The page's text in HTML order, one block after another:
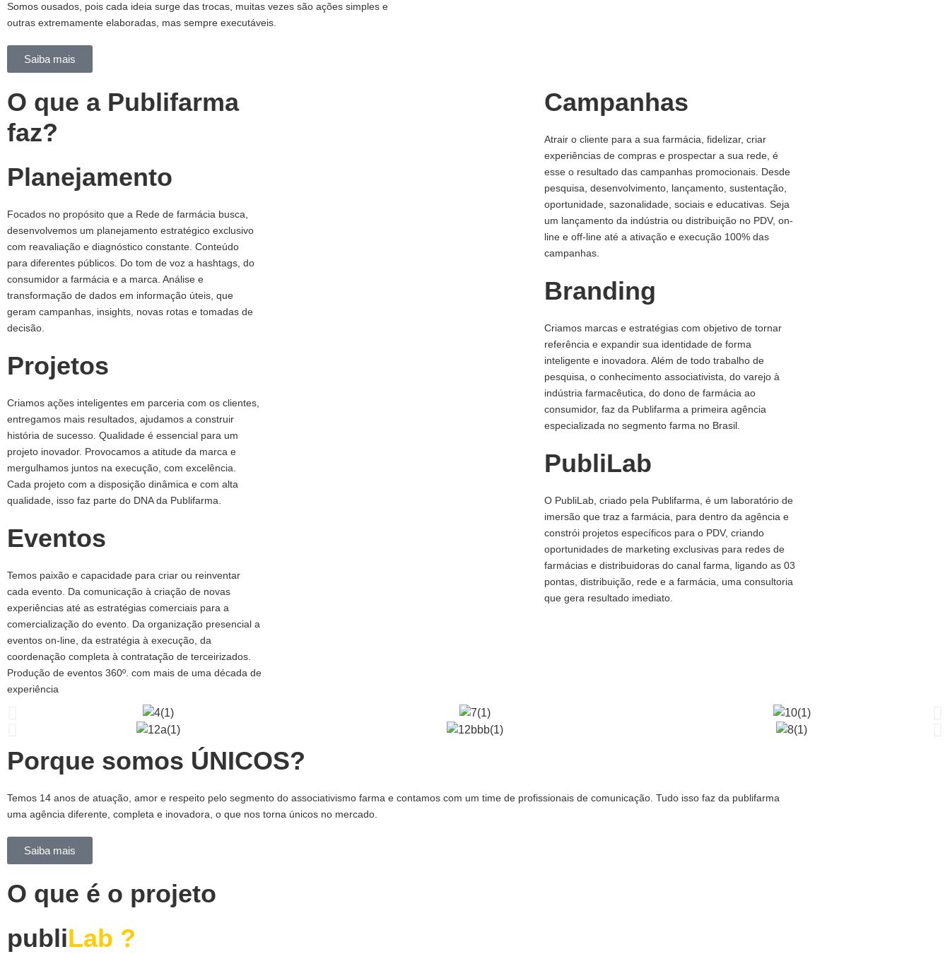
Somos ousados, pois cada ideia surge das trocas, muitas vezes são ações simples e
outras extremamente elaboradas, mas sempre executáveis.
Saiba mais
O que a Publifarma
faz?
Planejamento
Focados no propósito que a Rede de farmácia busca,
desenvolvemos um planejamento estratégico exclusivo
com reavaliação e diagnóstico constante. Conteúdo
para diferentes públicos. Do tom de voz a hashtags, do
consumidor a farmácia e a marca. Análise e
transformação de dados em informação úteis, que
geram campanhas, insights, novas rotas e tomadas de
decisão.
Projetos
Criamos ações inteligentes em parceria com os clientes,
entregamos mais resultados, ajudamos a construir
história de sucesso. Qualidade é essencial para um
projeto inovador. Provocamos a atitude da marca e
mergulhamos juntos na execução, com excelência.
Cada projeto com a disposição dinâmica e com alta
qualidade, isso faz parte do DNA da Publifarma.
Eventos
Temos paixão e capacidade para criar ou reinventar
cada evento. Da comunicação à criação de novas
experiências até as estratégias comerciais para a
comercialização do evento. Da organização presencial a
eventos on-line, da estratégia à execução, da
coordenação completa à contratação de terceirizados.
Produção de eventos 360º. com mais de uma década de
experiência
Campanhas
Atrair o cliente para a sua farmácia, fidelizar, criar
experiências de compras e prospectar a sua rede, é
esse o resultado das campanhas promocionais. Desde
pesquisa, desenvolvimento, lançamento, sustentação,
oportunidade, sazonalidade, sociais e educativas. Seja
um lançamento da indústria ou distribuição no PDV, on-
line e off-line até a ativação e execução 100% das
campanhas.
Branding
Criamos marcas e estratégias com objetivo de tornar
referência e expandir sua identidade de forma
inteligente e inovadora. Além de todo trabalho de
pesquisa, o conhecimento associativista, do varejo à
indústria farmacêutica, do dono de farmácia ao
consumidor, faz da Publifarma a primeira agência
especializada no segmento farma no Brasil.
PubliLab
O PubliLab, criado pela Publifarma, é um laboratório de
imersão que traz a farmácia, para dentro da agência e
constrói projetos específicos para o PDV, criando
oportunidades de marketing exclusivas para redes de
farmácias e distribuidoras do canal farma, ligando as 03
pontas, distribuição, rede e a farmácia, uma consultoria
que gera resultado imediato.
Porque somos ÚNICOS?
Temos 14 anos de atuação, amor e respeito pelo segmento do associativismo farma e contamos com um time de profissionais de comunicação. Tudo isso faz da publifarma
uma agência diferente, completa e inovadora, o que nos torna únicos no mercado.
Saiba mais
O que é o projeto
publiLab ?